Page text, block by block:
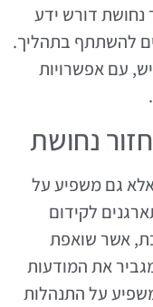
נחושת דורש ידע
להשתתף בתהליך.
עם אפשרויות
נחושת
גם משפיע על
לקידום
אשר שואפת
את המודעות
על התנהלות